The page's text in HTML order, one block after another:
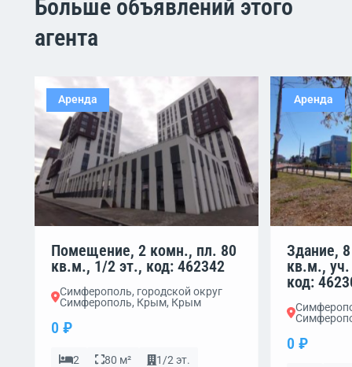
Больше объявлений этого
агента
Аренда
Помещение, 2 комн., пл. 80
кв.м., 1/2 эт., код: 462342
Симферополь, городской округ
Симферополь, Крым, Крым
0 ₽
2 80 м² 1/2 эт.
Аренда
Здание,
кв.м.,
код:
0 ₽